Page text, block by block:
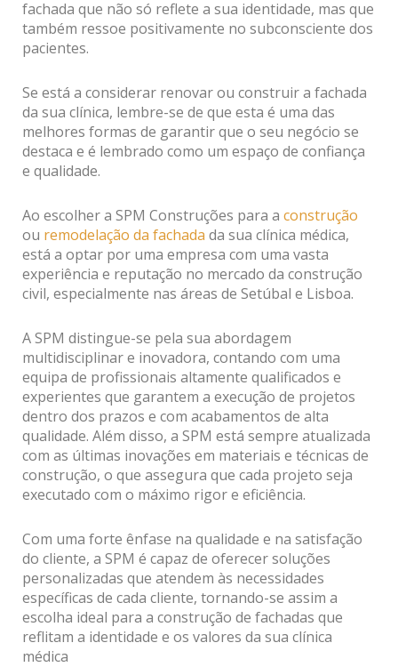
fachada que não só reflete a sua identidade, mas que
também ressoe positivamente no subconsciente dos
pacientes.
Se está a considerar renovar ou construir a fachada
da sua clínica, lembre-se de que esta é uma das
melhores formas de garantir que o seu negócio se
destaca e é lembrado como um espaço de confiança
e qualidade.
Ao escolher a SPM Construções para a construção
ou remodelação da fachada da sua clínica médica,
está a optar por uma empresa com uma vasta
experiência e reputação no mercado da construção
civil, especialmente nas áreas de Setúbal e Lisboa.
A SPM distingue-se pela sua abordagem
multidisciplinar e inovadora, contando com uma
equipa de profissionais altamente qualificados e
experientes que garantem a execução de projetos
dentro dos prazos e com acabamentos de alta
qualidade. Além disso, a SPM está sempre atualizada
com as últimas inovações em materiais e técnicas de
construção, o que assegura que cada projeto seja
executado com o máximo rigor e eficiência.
Com uma forte ênfase na qualidade e na satisfação
do cliente, a SPM é capaz de oferecer soluções
personalizadas que atendem às necessidades
específicas de cada cliente, tornando-se assim a
escolha ideal para a construção de fachadas que
reflitam a identidade e os valores da sua clínica
médica